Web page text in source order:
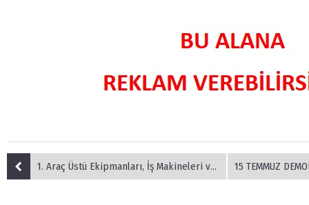
1. Araç Üstü Ekipmanları, İş Makineleri ve Teknolojileri Fuarı 23 Ekim'de açılıyor 15 TEMMUZ DEMOKRASİ VE MİLLİ